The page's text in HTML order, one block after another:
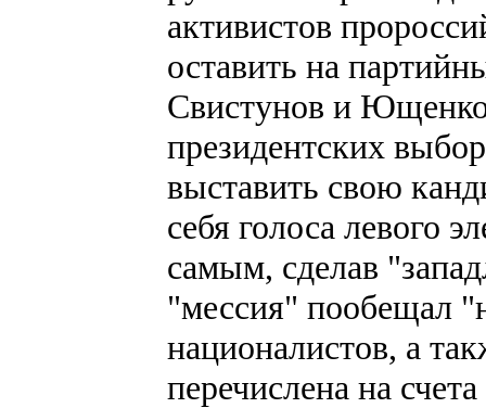
активистов
оставить на
Свистунов и Ющенко
президентских
выставить свою
себя голоса левого
самым, сделав
"мессия" пообещал
националистов, а
перечислена на